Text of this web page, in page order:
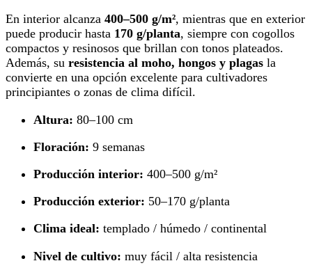
En interior alcanza 400–500 g/m², mientras que en exterior
puede producir hasta 170 g/planta, siempre con cogollos
compactos y resinosos que brillan con tonos plateados.
Además, su resistencia al moho, hongos y plagas la
convierte en una opción excelente para cultivadores
principiantes o zonas de clima difícil.
Altura: 80–100 cm
Floración: 9 semanas
Producción interior: 400–500 g/m²
Producción exterior: 50–170 g/planta
Clima ideal: templado / húmedo / continental
Nivel de cultivo: muy fácil / alta resistencia